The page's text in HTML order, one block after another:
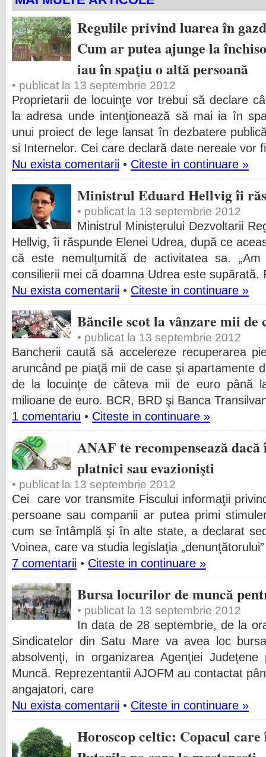
Regulile privind luarea în
Cum ar putea ajunge la
iau în spaţiu o altă persoană
• publicat la 13 septembrie 2012
Proprietarii de locuinţe vor trebui să declare
la adresa unde intenţionează să mai ia în
unui proiect de lege lansat în dezbatere
si Internelor. Cei care declară date nereale vor
Nu exista comentarii • Citeste in continuare »
Ministrul Eduard Hellvig îi
• publicat la 13 septembrie 2012
Ministrul Ministerului Dezvoltarii
Hellvig, îi răspunde Elenei Udrea, după ce
că este nemulțumită de activitatea sa.
consilierii mei că doamna Udrea este supărată.
Nu exista comentarii • Citeste in continuare »
Băncile scot la vânzare mii de
• publicat la 13 septembrie 2012
Bancherii caută să accelereze recuperarea
aruncând pe piaţă mii de case şi apartamente
de la locuinţe de câteva mii de euro până
milioane de euro. BCR, BRD şi Banca
1 comentariu • Citeste in continuare »
ANAF te recompensează
platnici sau evazionişti
• publicat la 13 septembrie 2012
Cei care vor transmite Fiscului informaţii
persoane sau companii ar putea primi
cum se întâmplă şi în alte state, a declarat
Voinea, care va studia legislaţia „denunţătorului”
7 comentarii • Citeste in continuare »
Bursa locurilor de muncă
• publicat la 13 septembrie 2012
In data de 28 septembrie, de la
Sindicatelor din Satu Mare va avea loc
absolvenţi, in organizarea Agenţiei
Muncă. Reprezentantii AJOFM au contactat
angajatori, care
Nu exista comentarii • Citeste in continuare »
Horoscop celtic: Copacul